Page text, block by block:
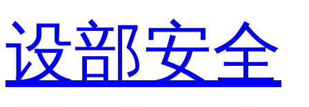
设部安全